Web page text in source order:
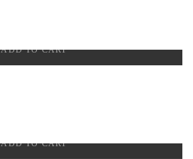
ADD TO CART
ADD TO CART